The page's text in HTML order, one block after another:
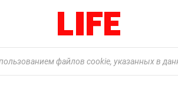
файлов cookie, указанных в